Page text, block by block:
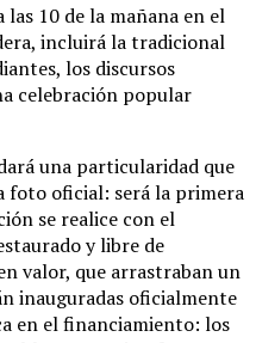
10 de la mañana en el
incluirá la tradicional
los discursos
celebración popular
una particularidad que
foto oficial: será la primera
se realice con el
y libre de
valor, que arrastraban un
inauguradas oficialmente
en el financiamiento: los